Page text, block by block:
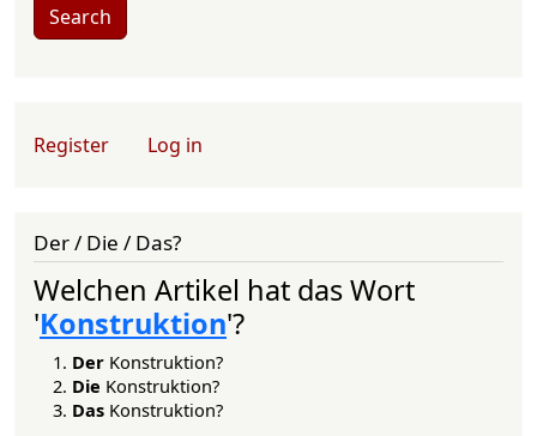
Search
User account menu
Register Log in
Der / Die / Das?
Welchen Artikel hat das Wort
'Konstruktion'?
Der Konstruktion?
Die Konstruktion?
Das Konstruktion?